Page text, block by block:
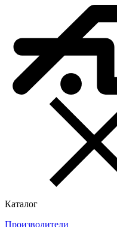
Каталог
Производители